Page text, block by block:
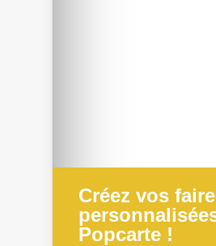
Créez vos
Popcarte !